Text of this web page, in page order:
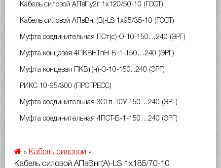
Кабель силовой АПвПу2г 1х120/50-10 (ГОСТ)
Кабель силовой АПвВнг(B)-LS 1х95/35-10 (ГОСТ)
Муфта соединительная ПСт(с)-О-10-150…240 (ЭРГ)
Муфта концевая 4ПКВНТпН-Б-1-150…240 (ЭРГ)
Муфта концевая ПКВт(н)-О-10-150...240 (ЭРГ)
РИКС 10-95/300 (ПРОГРЕСС)
Муфта соединительная 3СТп-10У-150…240 (ЭРГ)
Муфта соединительная 4ПСТ-Б-1-150…240 (ЭРГ)
» Кабель силовой »
Кабель силовой АПвВнг(A)-LS 1х185/70-10